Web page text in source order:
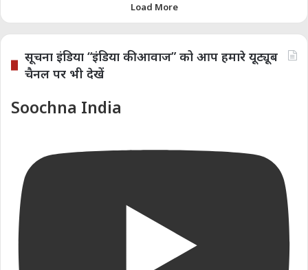
Load More
सूचना इंडिया “इंडिया की आवाज” को आप हमारे यूट्यूब
चैनल पर भी देखें
Soochna India